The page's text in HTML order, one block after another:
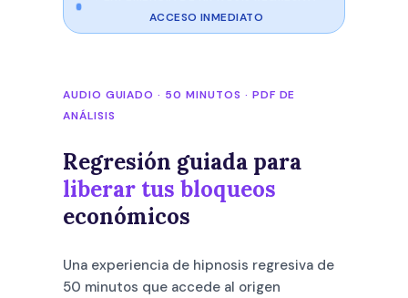
ACCESO INMEDIATO
AUDIO GUIADO · 50 MINUTOS · PDF DE
ANÁLISIS
Regresión guiada para
liberar tus bloqueos
económicos
Una experiencia de hipnosis regresiva de
50 minutos que accede al origen